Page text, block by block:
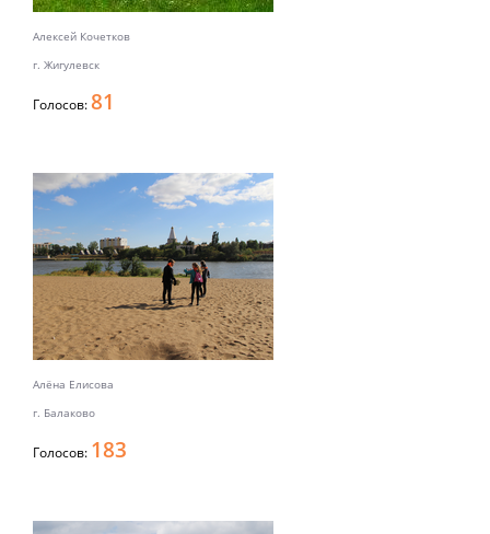
Алексей Кочетков
г. Жигулевск
Голосов:81
Алёна Елисова
г. Балаково
Голосов: 183